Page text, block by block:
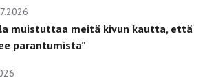
muistuttaa meitä kivun kautta, että
parantumista”